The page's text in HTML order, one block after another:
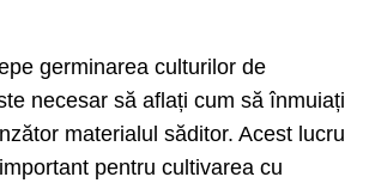
germinarea culturilor de
necesar să aflați cum să înmuiați
materialul săditor. Acest lucru
pentru cultivarea cu